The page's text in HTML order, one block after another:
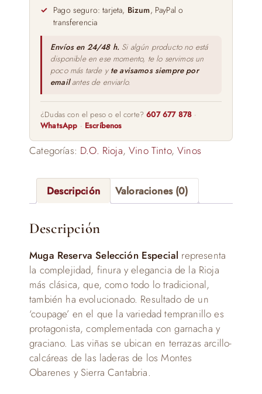
Pago seguro: tarjeta, Bizum, PayPal o
transferencia
Envíos en 24/48 h. Si algún producto no está
disponible en ese momento, te lo servimos un
poco más tarde y te avisamos siempre por
emailantes de enviarlo.
¿Dudas con el peso o el corte?607 677 878 ·
WhatsApp · Escríbenos
Categorías: D.O. Rioja,Vino Tinto,Vinos
Descripción Valoraciones (0)
Descripción
Muga Reserva Selección Especial representa
la complejidad, finura y elegancia de la Rioja
más clásica, que, como todo lo tradicional,
también ha evolucionado. Resultado de un
‘coupage’ en el que la variedad tempranillo es
protagonista, complementada con garnacha y
graciano. Las viñas se ubican en terrazas arcillo-
calcáreas de las laderas de los Montes
Obarenes y Sierra Cantabria.